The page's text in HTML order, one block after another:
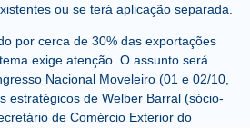
ou se terá aplicação separada
por cerca de 30% das exportações
exige atenção. O assunto será
Nacional Moveleiro(01 e 02/10,
estratégicos de Welber Barral (sócio-
de Comércio Exterior do